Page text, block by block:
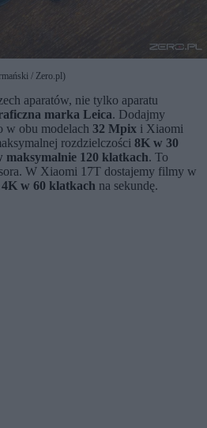
/ Zero.pl)
aparatów, nie tylko aparatu
marka Leica. Dodajmy
w obu modelach 32 Mpix i Xiaomi
rozdzielczości 8K w 30
maksymalnie 120 klatkach. To
W Xiaomi 17T dostajemy filmy w
4K w 60 klatkach na sekundę.